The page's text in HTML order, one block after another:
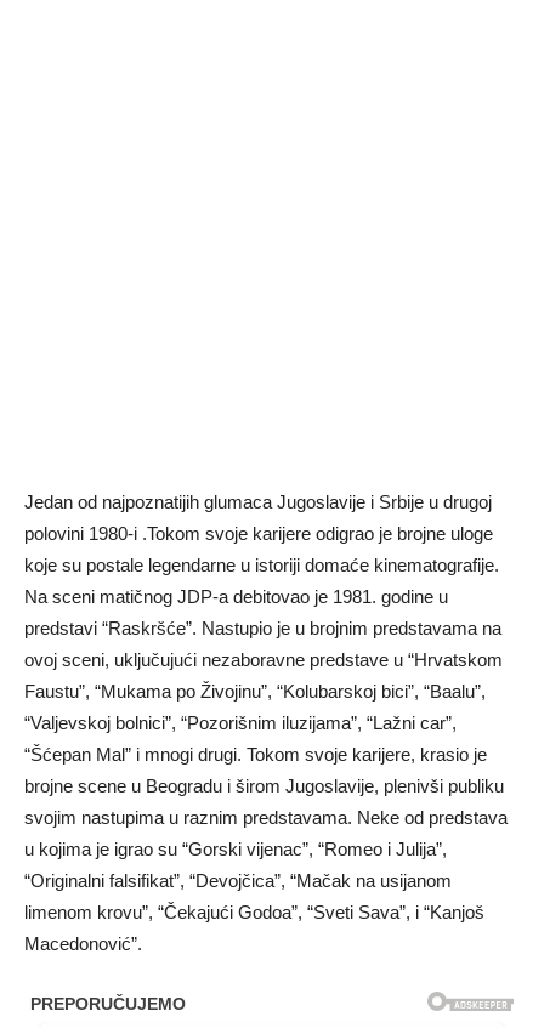
Jedan od najpoznatijih glumaca Jugoslavije i Srbije u drugoj
polovini 1980-i .Tokom svoje karijere odigrao je brojne uloge
koje su postale legendarne u istoriji domaće kinematografije.
Na sceni matičnog JDP-a debitovao je 1981. godine u
predstavi “Raskršće”. Nastupio je u brojnim predstavama na
ovoj sceni, uključujući nezaboravne predstave u “Hrvatskom
Faustu”, “Mukama po Živojinu”, “Kolubarskoj bici”, “Baalu”,
“Valjevskoj bolnici”, “Pozorišnim iluzijama”, “Lažni car”,
“Šćepan Mal” i mnogi drugi. Tokom svoje karijere, krasio je
brojne scene u Beogradu i širom Jugoslavije, plenivši publiku
svojim nastupima u raznim predstavama. Neke od predstava
u kojima je igrao su “Gorski vijenac”, “Romeo i Julija”,
“Originalni falsifikat”, “Devojčica”, “Mačak na usijanom
limenom krovu”, “Čekajući Godoa”, “Sveti Sava”, i “Kanjoš
Macedonović”.